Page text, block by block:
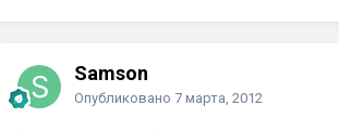
Samson
Опубликовано 7 марта, 2012